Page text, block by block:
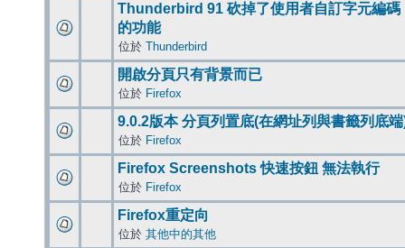
Thunderbird 91 砍掉了使用者自訂字元編碼
的功能
位於 Thunderbird
開啟分頁只有背景而已
位於 Firefox
9.0.2版本 分頁列置底(在網址列與書籤列底
位於 Firefox
Firefox Screenshots 快速按鈕 無法執行
位於 Firefox
Firefox重定向
位於 其他中的其他